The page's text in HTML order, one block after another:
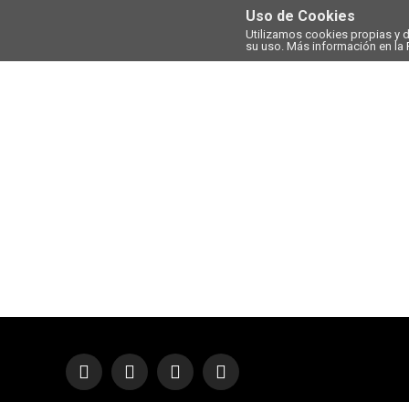
Uso de Cookies
Utilizamos cookies propias y
su uso. Más información en la